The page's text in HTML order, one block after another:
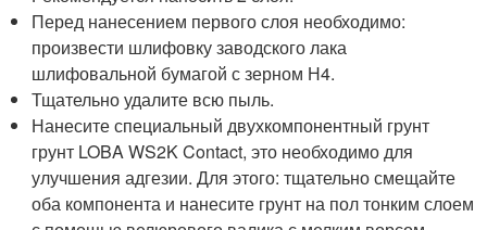
Перед нанесением первого слоя необходимо:
произвести шлифовку заводского лака
шлифовальной бумагой с зерном Н4.
Тщательно удалите всю пыль.
Нанесите специальный двухкомпонентный грунт
грунт LOBA WS2K Contact, это необходимо для
улучшения адгезии. Для этого: тщательно смещайте
оба компонента и нанесите грунт на пол тонким слоем